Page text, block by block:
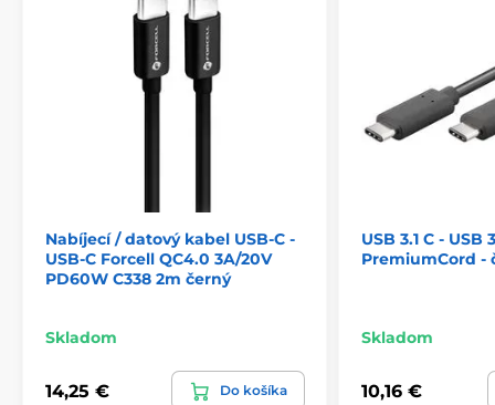
Nabíjecí / datový kabel USB-C -
USB-C Forcell QC4.0 3A/20V
PD60W C338 2m černý
Skladom
14,25 € Do košíka
USB 3.1 C - USB
PremiumCord -
Skladom
10,16 €